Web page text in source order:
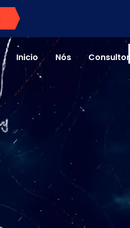
Inicio Nós